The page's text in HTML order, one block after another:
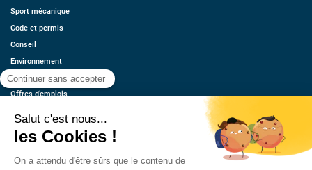
Sport mécanique
Code et permis
Conseil
Environnement
Économie
Offres d’emplois
Contact
Estimez votre voiture